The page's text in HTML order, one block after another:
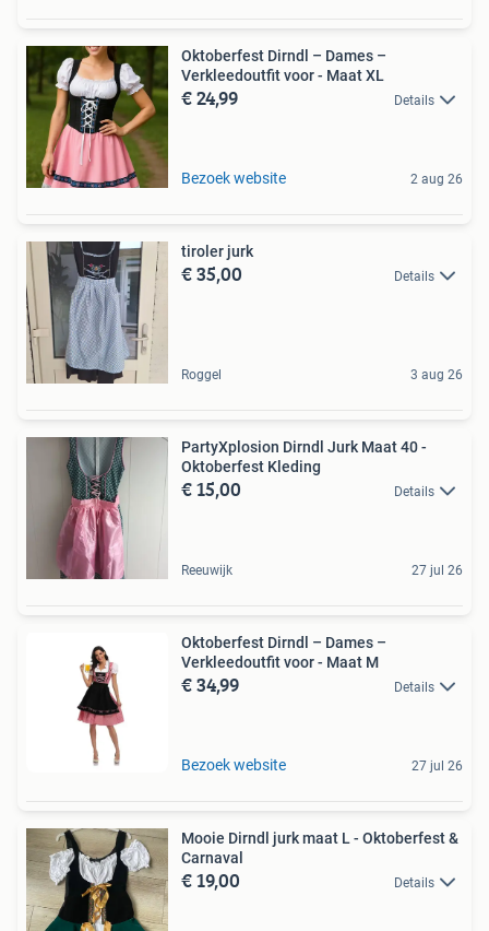
Oktoberfest Dirndl – Dames –
Verkleedoutfit voor - Maat XL
€ 24,99 Details
Bezoek website 2 aug 26
tiroler jurk
€ 35,00 Details
Roggel 3 aug 26
PartyXplosion Dirndl Jurk Maat 40 -
Oktoberfest Kleding
€ 15,00 Details
Reeuwijk 27 jul 26
Oktoberfest Dirndl – Dames –
Verkleedoutfit voor - Maat M
€ 34,99 Details
Bezoek website 27 jul 26
Mooie Dirndl jurk maat L - Oktoberfest &
Carnaval
€ 19,00 Details